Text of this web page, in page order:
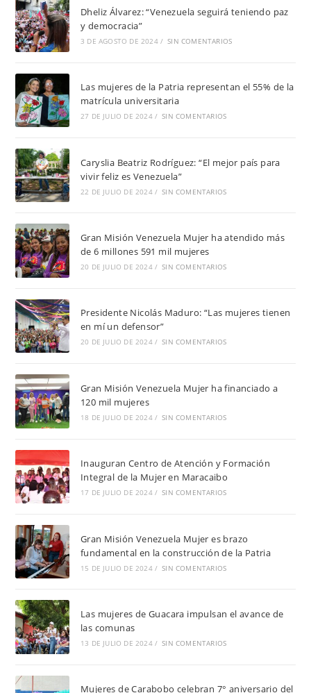
Dheliz Álvarez: “Venezuela seguirá teniendo paz
y democracia”
3 DE AGOSTO DE 2024 / SIN COMENTARIOS
Las mujeres de la Patria representan el 55% de la
matrícula universitaria
27 DE JULIO DE 2024 / SIN COMENTARIOS
Caryslia Beatriz Rodríguez: “El mejor país para
vivir feliz es Venezuela”
22 DE JULIO DE 2024 / SIN COMENTARIOS
Gran Misión Venezuela Mujer ha atendido más
de 6 millones 591 mil mujeres
20 DE JULIO DE 2024 / SIN COMENTARIOS
Presidente Nicolás Maduro: “Las mujeres tienen
en mí un defensor”
20 DE JULIO DE 2024 / SIN COMENTARIOS
Gran Misión Venezuela Mujer ha financiado a
120 mil mujeres
18 DE JULIO DE 2024 / SIN COMENTARIOS
Inauguran Centro de Atención y Formación
Integral de la Mujer en Maracaibo
17 DE JULIO DE 2024 / SIN COMENTARIOS
Gran Misión Venezuela Mujer es brazo
fundamental en la construcción de la Patria
15 DE JULIO DE 2024 / SIN COMENTARIOS
Las mujeres de Guacara impulsan el avance de
las comunas
13 DE JULIO DE 2024 / SIN COMENTARIOS
Mujeres de Carabobo celebran 7° aniversario del